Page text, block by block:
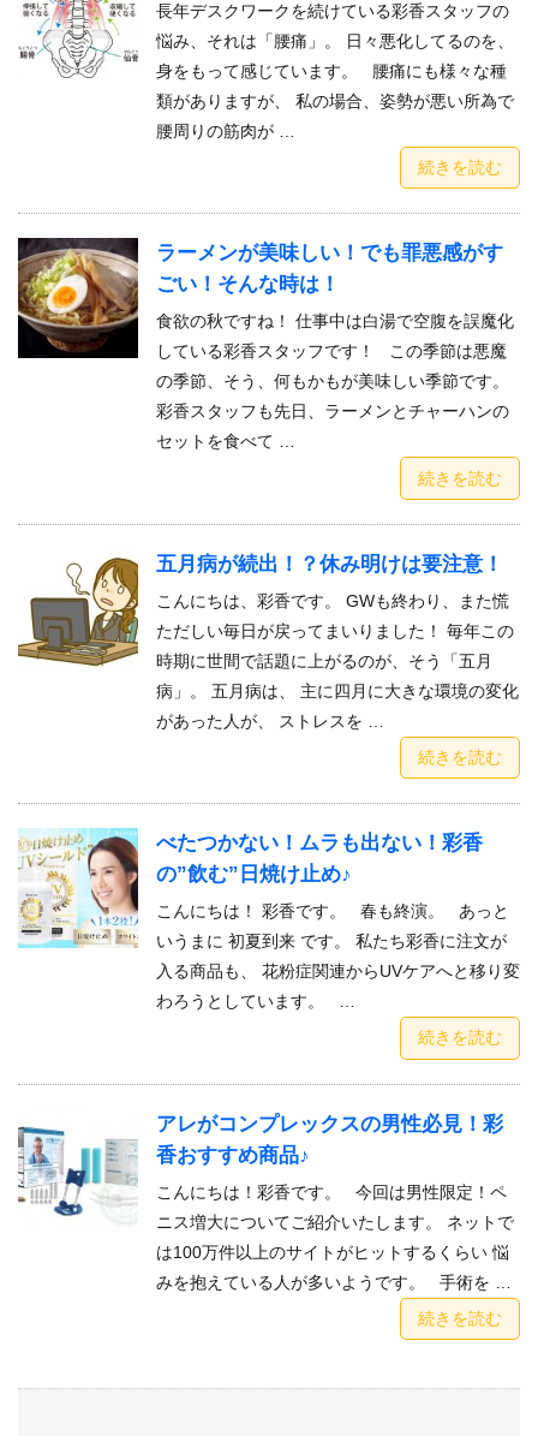
長年デスクワークを続けている彩香スタッフの
悩み、それは「腰痛」。 日々悪化してるのを、
身をもって感じています。 腰痛にも様々な種
類がありますが、 私の場合、姿勢が悪い所為で
腰周りの筋肉が …
続きを読む
ラーメンが美味しい！でも罪悪感がす
ごい！そんな時は！
食欲の秋ですね！ 仕事中は白湯で空腹を誤魔化
している彩香スタッフです！ この季節は悪魔
の季節、そう、何もかもが美味しい季節です。
彩香スタッフも先日、ラーメンとチャーハンの
セットを食べて …
続きを読む
五月病が続出！？休み明けは要注意！
こんにちは、彩香です。 GWも終わり、また慌
ただしい毎日が戻ってまいりました！ 毎年この
時期に世間で話題に上がるのが、そう「五月
病」。 五月病は、 主に四月に大きな環境の変化
があった人が、 ストレスを …
続きを読む
べたつかない！ムラも出ない！彩香
の”飲む”日焼け止め♪
こんにちは！ 彩香です。 春も終演。 あっと
いうまに 初夏到来 です。 私たち彩香に注文が
入る商品も、 花粉症関連からUVケアへと移り変
わろうとしています。 …
続きを読む
アレがコンプレックスの男性必見！彩
香おすすめ商品♪
こんにちは！彩香です。 今回は男性限定！ペ
ニス増大についてご紹介いたします。 ネットで
は100万件以上のサイトがヒットするくらい 悩
みを抱えている人が多いようです。 手術を …
続きを読む